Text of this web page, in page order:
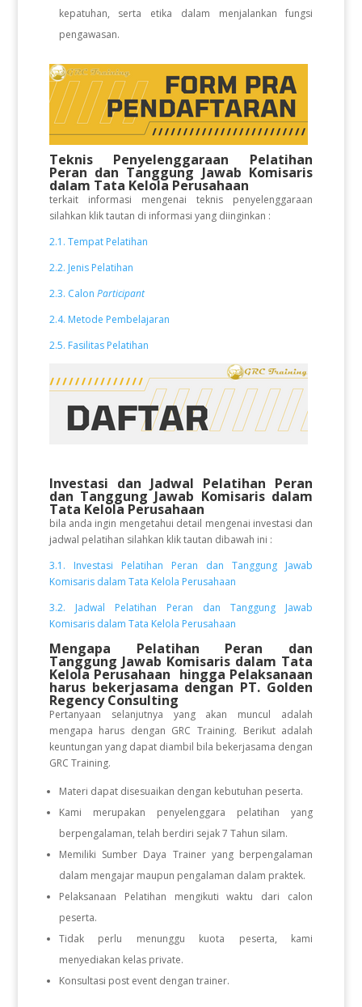
kepatuhan, serta etika dalam menjalankan fungsi
pengawasan.
Teknis Penyelenggaraan Pelatihan
Peran dan Tanggung Jawab Komisaris
dalam Tata Kelola Perusahaan
terkait informasi mengenai teknis penyelenggaraan
silahkan klik tautan di informasi yang diinginkan :
2.1. Tempat Pelatihan
2.2. Jenis Pelatihan
2.3. Calon Participant
2.4. Metode Pembelajaran
2.5. Fasilitas Pelatihan
Investasi dan Jadwal Pelatihan Peran
dan Tanggung Jawab Komisaris dalam
Tata Kelola Perusahaan
bila anda ingin mengetahui detail mengenai investasi dan
jadwal pelatihan silahkan klik tautan dibawah ini :
3.1. Investasi Pelatihan Peran dan Tanggung Jawab
Komisaris dalam Tata Kelola Perusahaan
3.2. Jadwal Pelatihan Peran dan Tanggung Jawab
Komisaris dalam Tata Kelola Perusahaan
Mengapa Pelatihan Peran dan
Tanggung Jawab Komisaris dalam Tata
Kelola Perusahaan hingga Pelaksanaan
harus bekerjasama dengan PT. Golden
Regency Consulting
Pertanyaan selanjutnya yang akan muncul adalah
mengapa harus dengan GRC Training. Berikut adalah
keuntungan yang dapat diambil bila bekerjasama dengan
GRC Training.
Materi dapat disesuaikan dengan kebutuhan peserta.
Kami merupakan penyelenggara pelatihan yang
berpengalaman, telah berdiri sejak 7 Tahun silam.
Memiliki Sumber Daya Trainer yang berpengalaman
dalam mengajar maupun pengalaman dalam praktek.
Pelaksanaan Pelatihan mengikuti waktu dari calon
peserta.
Tidak perlu menunggu kuota peserta, kami
menyediakan kelas private.
Konsultasi post event dengan trainer.